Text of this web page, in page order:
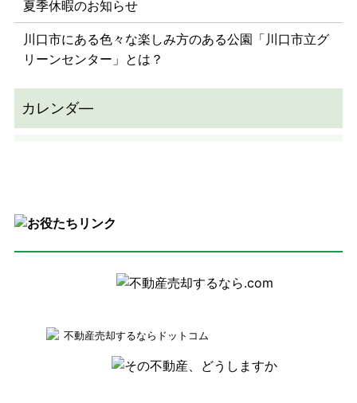
夏季休暇のお知らせ
川口市にある色々な楽しみ方のある公園「川口市立グ
リーンセンター」とは？
不動産売却するならドットコム